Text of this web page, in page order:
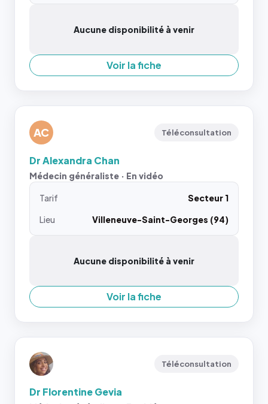
Aucune disponibilité à venir
Voir la fiche
AC Téléconsultation
Dr Alexandra Chan
Médecin généraliste · En vidéo
Tarif
Secteur 1
Lieu
Villeneuve-Saint-Georges (94)
Aucune disponibilité à venir
Voir la fiche
Téléconsultation
Dr Florentine Gevia